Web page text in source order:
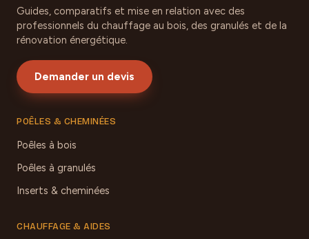
Guides, comparatifs et mise en relation avec des
professionnels du chauffage au bois, des granulés et de la
rénovation énergétique.
Demander un devis
POÊLES & CHEMINÉES
Poêles à bois
Poêles à granulés
Inserts & cheminées
CHAUFFAGE & AIDES